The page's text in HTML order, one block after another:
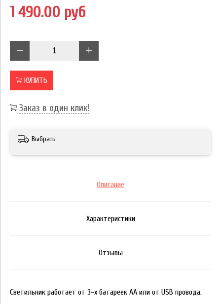
1 490.00 руб
КУПИТЬ
Заказ в один клик!
Выбрать
Описание
Характеристики
Отзывы
Светильник работает от 3-х батареек АА или от USB провода.